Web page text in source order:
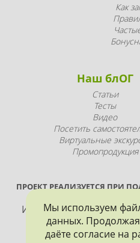
Как
Наш блОГ
Статьи
Тесты
Видео
Посетить
Виртуальные
Промопродукция
ПРОЕКТ РЕАЛИЗУЕТСЯ ПРИ
Использование
допускается только с
обязательной
Мы используем
данных. Продолжая
даёте согласие на